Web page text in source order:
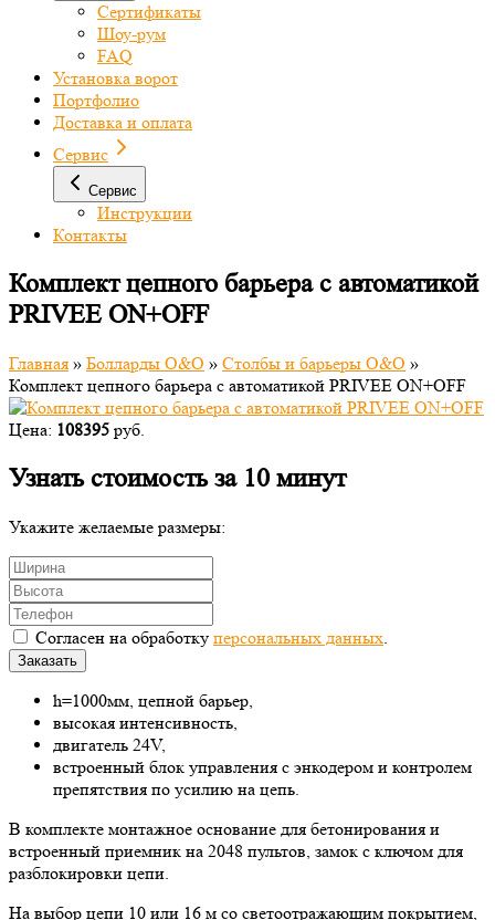
Сертификаты
Шоу-рум
FAQ
Установка ворот
Портфолио
Доставка и оплата
Сервис
Сервис
Инструкции
Контакты
Комплект цепного барьера с автоматикой
PRIVEE ON+OFF
Главная » Болларды O&O » Столбы и барьеры O&O »
Комплект цепного барьера с автоматикой PRIVEE ON+OFF
Цена: 108395 руб.
Узнать стоимость за 10 минут
Укажите желаемые размеры:
Согласен на обработку персональных данных
Заказать
h=1000мм, цепной барьер,
высокая интенсивность,
двигатель 24V,
встроенный блок управления с энкодером и контролем
препятствия по усилию на цепь.
В комплекте монтажное основание для бетонирования и
встроенный приемник на 2048 пультов, замок с ключом для
разблокировки цепи.
На выбор цепи 10 или 16 м со светоотражающим покрытием,